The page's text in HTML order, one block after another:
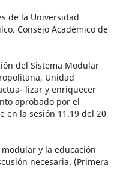
de la Universidad
Consejo Académico de
del Sistema Modular
Unidad
lizar y enriquecer
aprobado por el
en la sesión 11.19 del 20
modular y la educación
necesaria. (Primera